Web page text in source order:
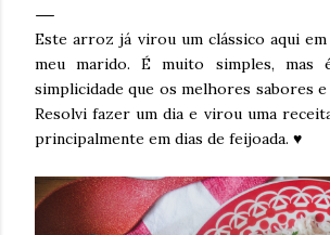
Este arroz já virou um clássico aqui
meu marido. É muito simples, mas
simplicidade que os melhores sabores
Resolvi fazer um dia e virou uma
principalmente em dias de feijoada. ♥